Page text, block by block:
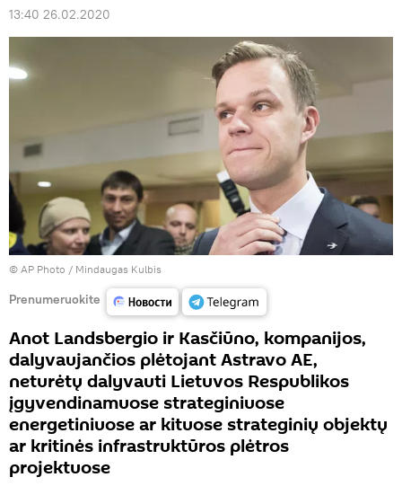
13:40 26.02.2020
© AP Photo / Mindaugas Kulbis
Prenumeruokite
Anot Landsbergio ir Kasčiūno, kompanijos,
dalyvaujančios plėtojant Astravo AE,
neturėtų dalyvauti Lietuvos Respublikos
įgyvendinamuose strateginiuose
energetiniuose ar kituose strateginių objektų
ar kritinės infrastruktūros plėtros
projektuose